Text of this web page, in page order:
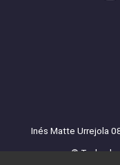
Inés Matte Urrejola
© Todos